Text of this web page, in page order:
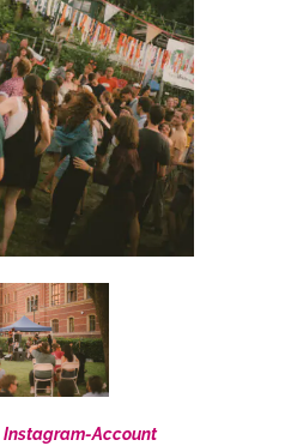
Instagram-Account